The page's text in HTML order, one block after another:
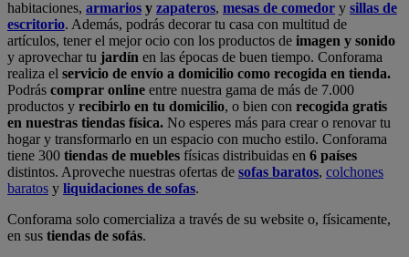
habitaciones, armarios y zapateros, mesas de comedor y sillas de
escritorio. Además, podrás decorar tu casa con multitud de
artículos, tener el mejor ocio con los productos de imagen y sonido
y aprovechar tu jardín en las épocas de buen tiempo. Conforama
realiza el servicio de envío a domicilio como recogida en tienda.
Podrás comprar online entre nuestra gama de más de 7.000
productos y recibirlo en tu domicilio, o bien con recogida gratis
en nuestras tiendas física. No esperes más para crear o renovar tu
hogar y transformarlo en un espacio con mucho estilo. Conforama
tiene 300 tiendas de muebles físicas distribuidas en 6 países
distintos. Aproveche nuestras ofertas de sofas baratos, colchones
baratos y liquidaciones de sofas.
Conforama solo comercializa a través de su website o, físicamente,
en sus tiendas de sofás.